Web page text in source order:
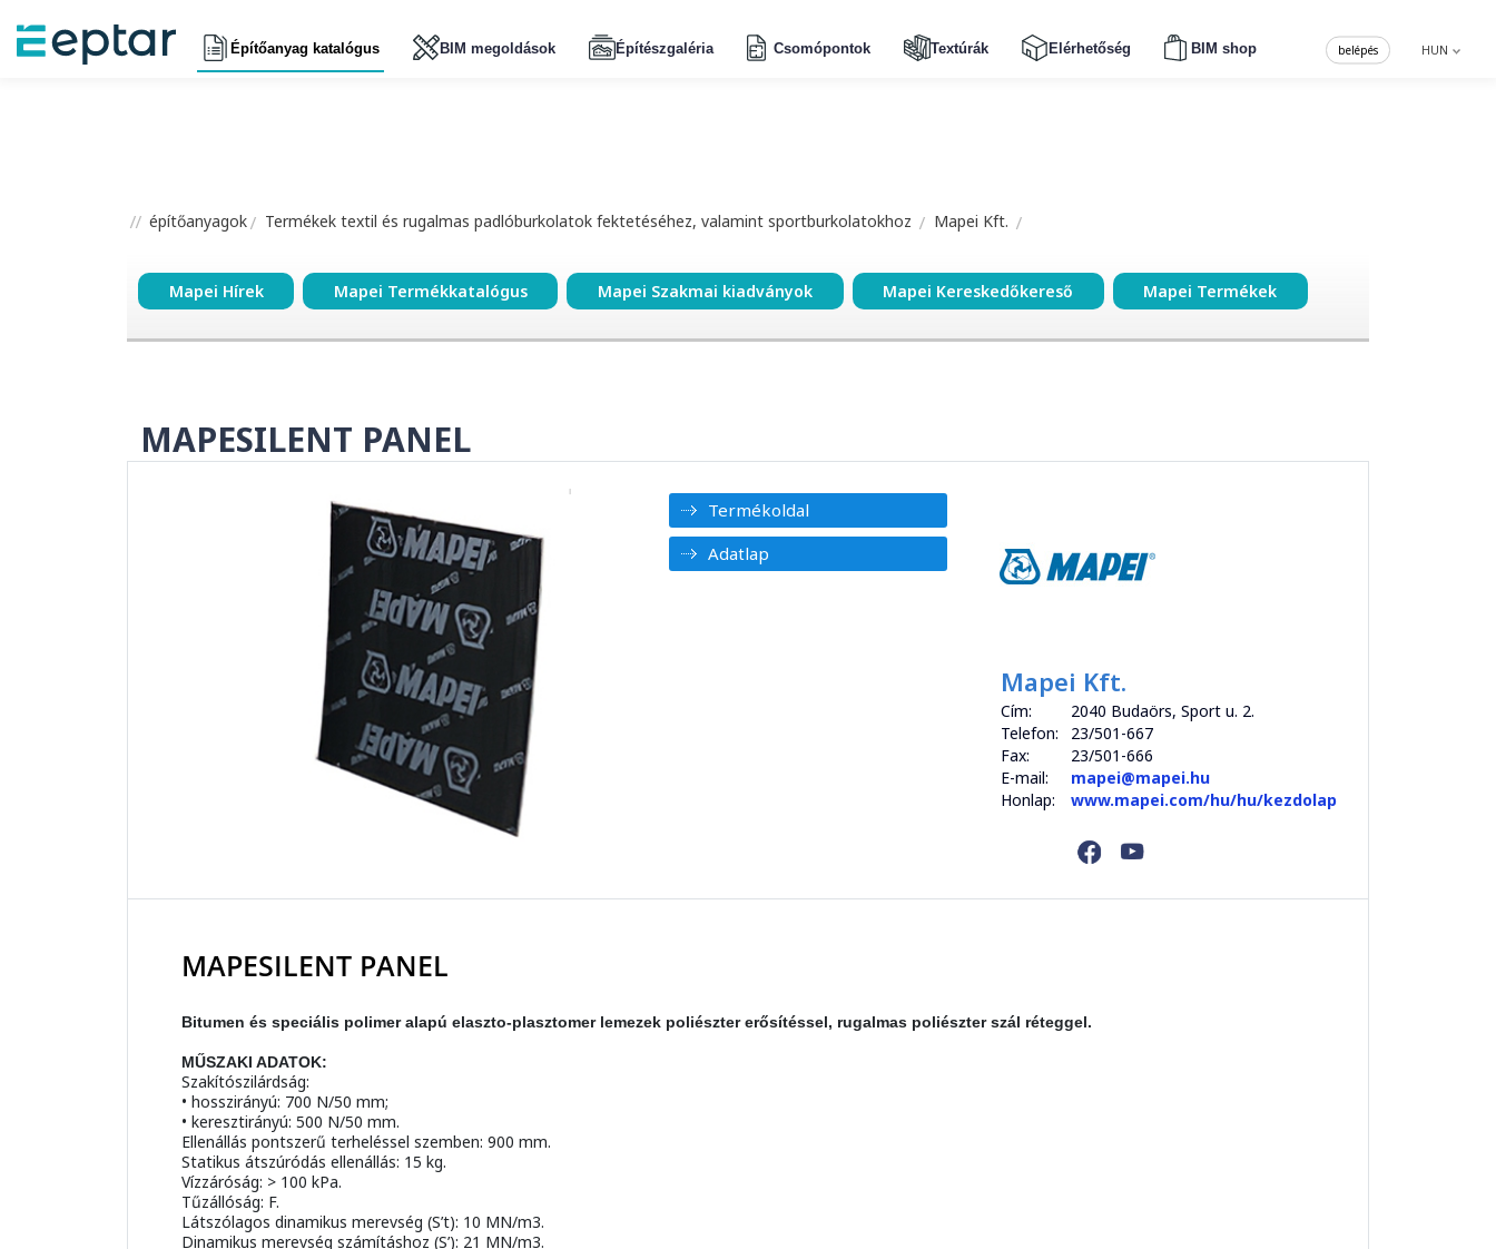
Építőanyag katalógus BIM megoldások Építészgaléria Csomópontok Textúrák Elérhetőség BIM shop HUN
belépés
építőanyagok Termékek textil és rugalmas padlóburkolatok fektetéséhez, valamint sportburkolatokhoz Mapei Kft.
Mapei Hírek Mapei Termékkatalógus Mapei Szakmai kiadványok Mapei Kereskedőkereső Mapei Termékek
MAPESILENT PANEL
Termékoldal
Adatlap
Mapei Kft.
Cím:
2040 Budaörs, Sport u. 2.
Telefon:
23/501-667
Fax:
23/501-666
E-mail:
mapei@mapei.hu
Honlap:
www.mapei.com/hu/hu/kezdolap
MAPESILENT PANEL
Bitumen és speciális polimer alapú elaszto-plasztomer lemezek poliészter erősítéssel, rugalmas poliészter szál réteggel.
MŰSZAKI ADATOK:
Szakítószilárdság:
• hosszirányú: 700 N/50 mm;
• keresztirányú: 500 N/50 mm.
Ellenállás pontszerű terheléssel szemben: 900 mm.
Statikus átszúródás ellenállás: 15 kg.
Vízzáróság: > 100 kPa.
Tűzállóság: F.
Látszólagos dinamikus merevség (S’t): 10 MN/m3.
Dinamikus merevség számításhoz (S’): 21 MN/m3.